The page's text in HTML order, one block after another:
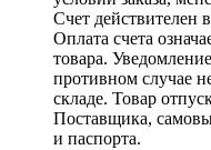
Счет действителен
Оплата счета
товара.
противном случае
складе. Товар
Поставщика,
и паспорта.